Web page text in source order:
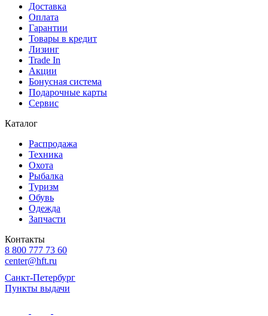
Доставка
Оплата
Гарантии
Товары в кредит
Лизинг
Trade In
Акции
Бонусная система
Подарочные карты
Сервис
Каталог
Распродажа
Техника
Охота
Рыбалка
Туризм
Обувь
Одежда
Запчасти
Контакты
8 800 777 73 60
center@hft.ru
Санкт-Петербург
Пункты выдачи